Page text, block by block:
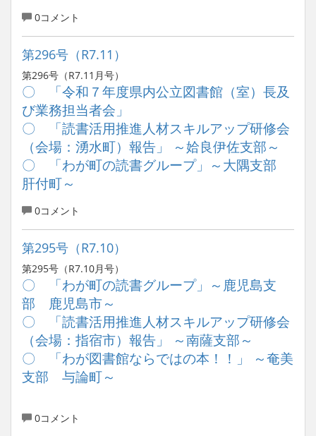
0コメント
第296号（R7.11）
第296号（R7.11月号）
〇 「令和７年度県内公立図書館（室）長及
び業務担当者会」
〇 「読書活用推進人材スキルアップ研修会
（会場：湧水町）報告」 ～姶良伊佐支部～
〇 「わが町の読書グループ」～大隅支部
肝付町～
0コメント
第295号（R7.10）
第295号（R7.10月号）
〇 「わが町の読書グループ」～鹿児島支
部 鹿児島市～
〇 「読書活用推進人材スキルアップ研修会
（会場：指宿市）報告」 ～南薩支部～
〇 「わが図書館ならではの本！！」 ～奄美
支部 与論町～
0コメント